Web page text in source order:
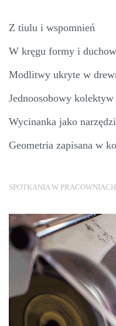
Z tiulu i wspomnień
W kręgu formy i
Modlitwy ukryte w
Jednoosobowy kolektyw
Wycinanka jako
Geometria zapisana w
SPOTKANIA W PRACOWNIACH